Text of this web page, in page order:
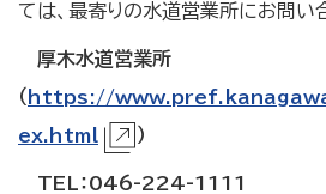
ては、最寄りの水道営業所にお問い
厚木水道営業所
（ https://
ex.html
）
TEL：046-224-1111